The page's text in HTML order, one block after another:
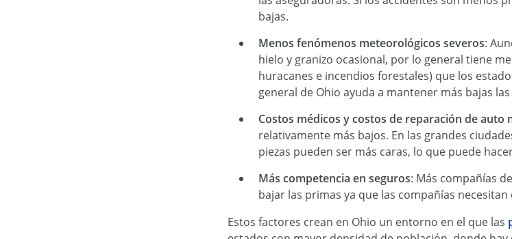
bajas.
Menos fenómenos meteorológicos severos:
hielo y granizo ocasional, por lo general tiene
huracanes e incendios forestales) que los
general de Ohio ayuda a mantener más bajas
Costos médicos y costos de reparación de auto
relativamente más bajos. En las grandes
piezas pueden ser más caras, lo que puede
Más competencia en seguros: Más compañías
bajar las primas ya que las compañías
Estos factores crean en Ohio un entorno en el que las